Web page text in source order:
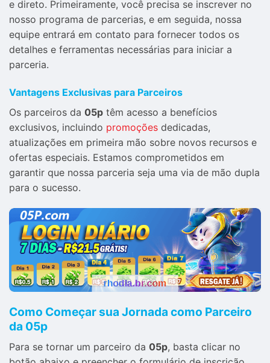
e direto. Primeiramente, você precisa se inscrever no
nosso programa de parcerias, e em seguida, nossa
equipe entrará em contato para fornecer todos os
detalhes e ferramentas necessárias para iniciar a
parceria.
Vantagens Exclusivas para Parceiros
Os parceiros da 05p têm acesso a benefícios
exclusivos, incluindo promoções dedicadas,
atualizações em primeira mão sobre novos recursos e
ofertas especiais. Estamos comprometidos em
garantir que nossa parceria seja uma via de mão dupla
para o sucesso.
Como Começar sua Jornada como Parceiro
da 05p
Para se tornar um parceiro da 05p, basta clicar no